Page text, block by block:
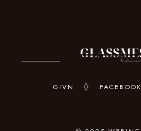
GIVN FACEBOOK